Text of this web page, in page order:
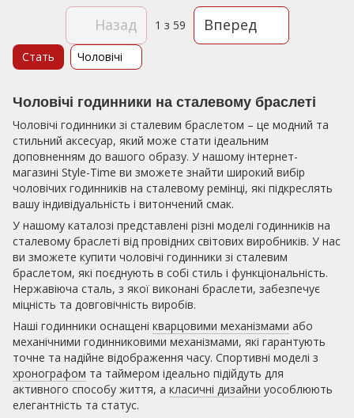
Назад 1 з 59 Вперед
Чоловічі годинники на сталевому браслеті
Чоловічі годинники зі сталевим браслетом – це модний та
стильний аксесуар, який може стати ідеальним
доповненням до вашого образу. У нашому інтернет-
магазині Style-Time ви зможете знайти широкий вибір
чоловічих годинників на сталевому ремінці, які підкреслять
вашу індивідуальність і витончений смак.
У нашому каталозі представлені різні моделі годинників на
сталевому браслеті від провідних світових виробників. У нас
ви зможете купити чоловічі годинники зі сталевим
браслетом, які поєднують в собі стиль і функціональність.
Нержавіюча сталь, з якої виконані браслети, забезпечує
міцність та довговічність виробів.
Наші годинники оснащені кварцовими механізмами або
механічними годинниковими механізмами, які гарантують
точне та надійне відображення часу. Спортивні моделі з
хронографом та таймером ідеально підійдуть для
активного способу життя, а класичні дизайни уособлюють
елегантність та статус.
Стать Чоловічі